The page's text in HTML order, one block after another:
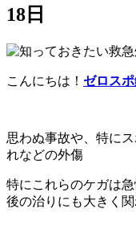
18日
こんにちは！ ゼロス
思わぬ事故や、特に
れなどの外傷
特にこれらのケガは
後の治りにも大きく関